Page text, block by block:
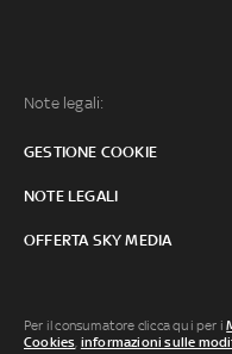
Note legali:
GESTIONE COOKIE
NOTE LEGALI
OFFERTA SKY MEDIA
Per il consumatore clicca qui per i
Cookies, informazioni sulle